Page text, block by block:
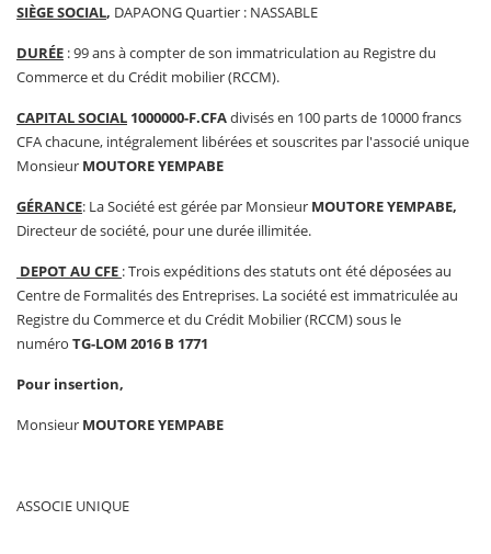
SIÈGE SOCIAL, DAPAONG Quartier : NASSABLE
DURÉE : 99 ans à compter de son immatriculation au Registre du
Commerce et du Crédit mobilier (RCCM).
CAPITAL SOCIAL 1000000-F.CFAdivisés en 100 parts de 10000 francs
CFA chacune, intégralement libérées et souscrites par l'associé unique
Monsieur MOUTORE YEMPABE
GÉRANCE: La Société est gérée par Monsieur MOUTORE YEMPABE,
Directeur de société, pour une durée illimitée.
DEPOT AU CFE : Trois expéditions des statuts ont été déposées au
Centre de Formalités des Entreprises. La société est immatriculée au
Registre du Commerce et du Crédit Mobilier (RCCM) sous le
numéro TG-LOM 2016 B 1771
Pour insertion,
Monsieur MOUTORE YEMPABE
ASSOCIE UNIQUE